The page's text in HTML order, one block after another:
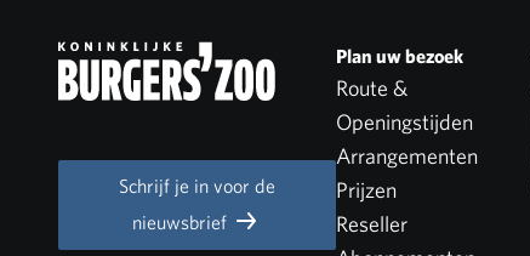
Schrijf je in voor de
nieuwsbrief
Plan uw bezoek
Route &
Openingstijden
Arrangementen
Prijzen
Reseller